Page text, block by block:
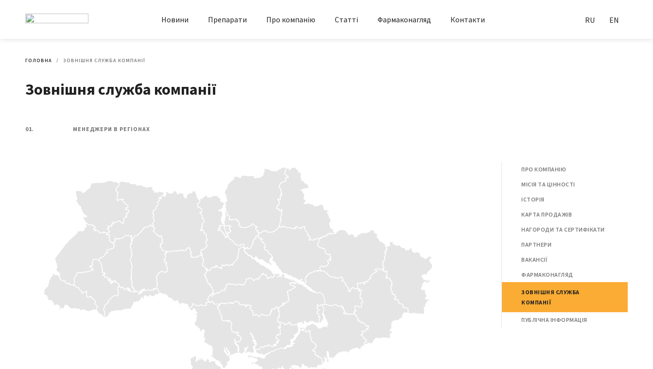
Новини Препарати Про компанію Статті Фармаконагляд Контакти RU EN
ГОЛОВНА ЗОВНІШНЯ СЛУЖБА КОМПАНІЇ
Зовнішня служба компанії
01. МЕНЕДЖЕРИ В РЕГІОНАХ
ПРО КОМПАНІЮ
МІСІЯ ТА ЦІННОСТІ
ІСТОРІЯ
КАРТА ПРОДАЖІВ
НАГОРОДИ ТА СЕРТИФІКАТИ
ПАРТНЕРИ
ВАКАНСІЇ
ФАРМАКОНАГЛЯД
ЗОВНІШНЯ СЛУЖБА
КОМПАНІЇ
ПУБЛІЧНА ІНФОРМАЦІЯ